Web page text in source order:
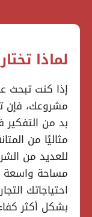
لماذا
إذا كنت تبحث
مشروعك، فإن
بد من التفكير
مثاليًا من
للعديد من
مساحة واسعة
احتياجاتك
بشكل أكثر